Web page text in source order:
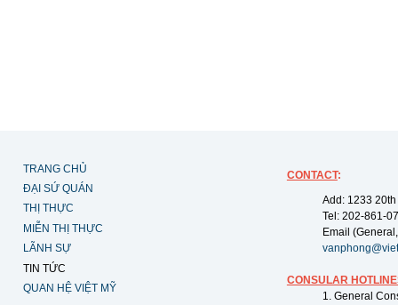
TRANG CHỦ
ĐẠI SỨ QUÁN
THỊ THỰC
MIỄN THỊ THỰC
LÃNH SỰ
TIN TỨC
QUAN HỆ VIỆT MỸ
CONTACT:
Add: 1233
Tel: 202-861-
Email
CONSULAR
1. General